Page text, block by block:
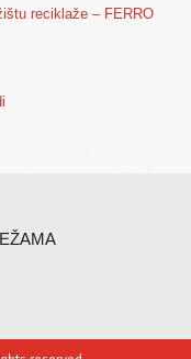
reciklaže – FERRO